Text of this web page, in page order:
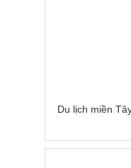
Du lịch miền